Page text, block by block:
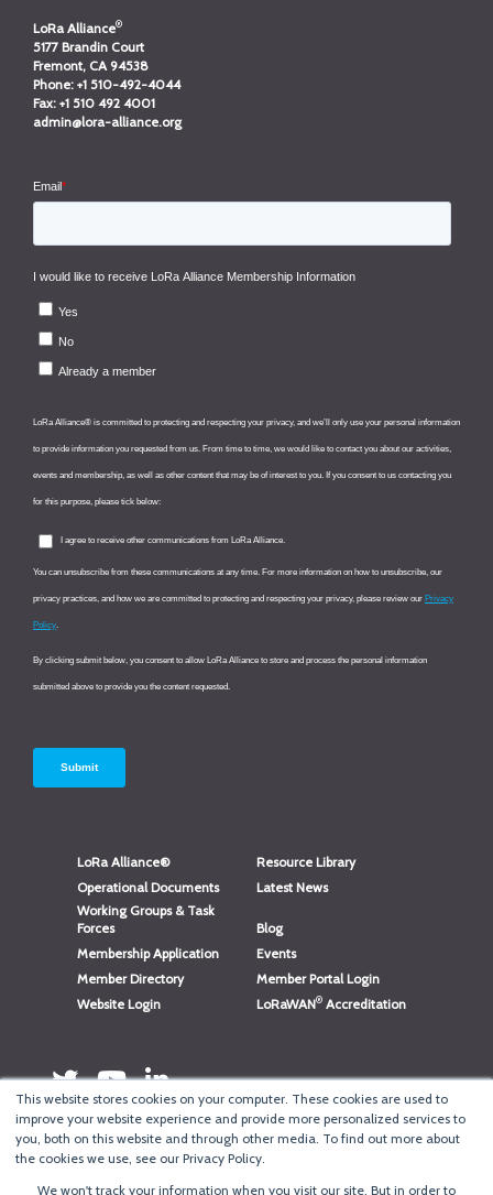
This website stores cookies on your computer. These cookies are used to
improve your website experience and provide more personalized services to
you, both on this website and through other media. To find out more about
the cookies we use, see our Privacy Policy.
We won't track your information when you visit our site. But in order to
LoRa Alliance®
5177 Brandin Court
Fremont, CA 94538
Phone: +1 510-492-4044
Fax: +1 510 492 4001
admin@lora-alliance.org
LoRa Alliance®
Resource Library
Operational Documents
Latest News
Working Groups & Task
Forces
Blog
Membership Application
Events
Member Directory
Member Portal Login
Website Login
LoRaWAN® Accreditation